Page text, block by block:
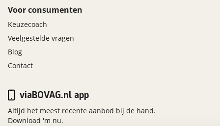
Voor consumenten
Keuzecoach
Veelgestelde vragen
Blog
Contact
viaBOVAG.nl app
Altijd het meest recente aanbod bij de hand.
Download 'm nu.